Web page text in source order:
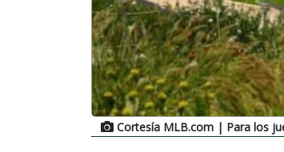
Cortesía MLB.com | Para los